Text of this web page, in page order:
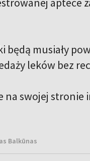
będą musiały
leków bez
swojej
Balkūnas